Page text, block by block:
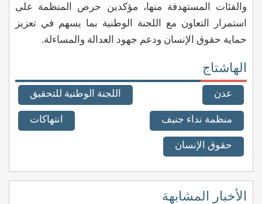
والفئات المستهدفة منها، مؤكدين حرص المنظمة على
استمرار التعاون مع اللجنة الوطنية بما يسهم في تعزيز
حماية حقوق الإنسان ودعم جهود العدالة والمساءلة.
الهاشتاج
عدن اللجنة الوطنية للتحقيق
منظمة نداء جنيف انتهاكات
حقوق الإنسان
الأخبار المشابهة